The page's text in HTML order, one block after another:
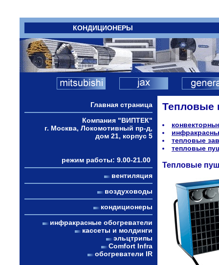
КОНДИЦИОНЕРЫ
Главная страница
Компания "ВИПТЕК"
г. Москва, Локомотивный пр-д,
дом 21, корпус 5
режим работы: 9.00-21.00
вентиляция
воздуховоды
кондиционеры
инфракрасные обогреватели
кассеты и молдинги
эльцтрипы
Comfort Infra
обогреватели IR
Тепловые
тепловые
тепловые
Тепловые